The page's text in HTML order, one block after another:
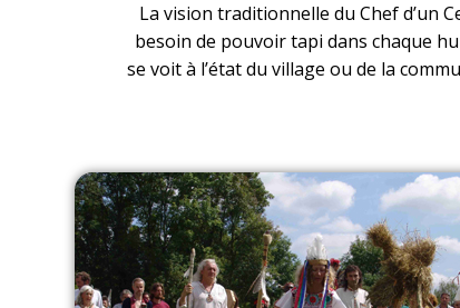
La vision traditionnelle du Chef d’un
besoin de pouvoir tapi dans chaque
se voit à l’état du village ou de la